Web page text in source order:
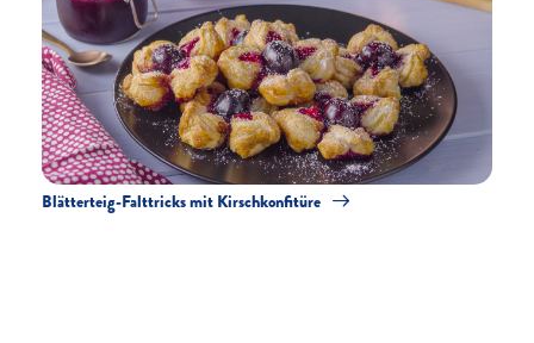
Blätterteig-Falttricks mit Kirschkonfitüre